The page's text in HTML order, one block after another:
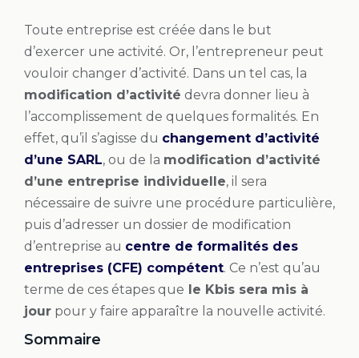
Toute entreprise est créée dans le but
d’exercer une activité. Or, l’entrepreneur peut
vouloir changer d’activité. Dans un tel cas, la
modification d’activité devra donner lieu à
l’accomplissement de quelques formalités. En
effet, qu’il s’agisse du changement d’activité
d’une SARL, ou de la modification d’activité
d’une entreprise individuelle, il sera
nécessaire de suivre une procédure particulière,
puis d’adresser un dossier de modification
d’entreprise au centre de formalités des
entreprises (CFE) compétent. Ce n’est qu’au
terme de ces étapes que le Kbis sera mis à
jour pour y faire apparaître la nouvelle activité.
Sommaire